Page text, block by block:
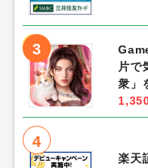
3
片で
衆」
4
楽天